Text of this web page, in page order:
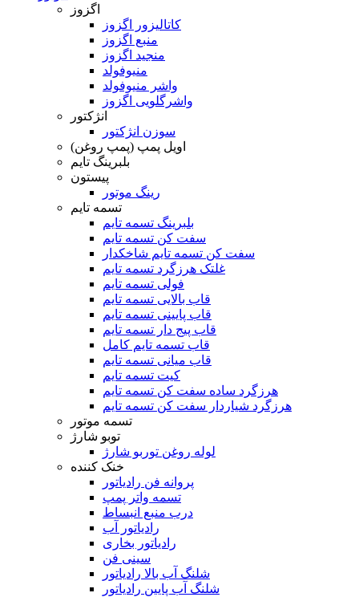
اگزوز
کاتالیزور اگزوز
منبع اگزوز
منجید اگزوز
منیوفولد
واشر منیوفولد
واشرگلویی اگزوز
انژکتور
سوزن انژکتور
اویل پمپ (پمپ روغن)
بلبرینگ تایم
پیستون
رینگ موتور
تسمه تایم
بلبرینگ تسمه تایم
سفت کن تسمه تایم
سفت کن تسمه تایم شاخکدار
غلتک هرزگرد تسمه تایم
فولی تسمه تایم
قاب بالایی تسمه تایم
قاب پایینی تسمه تایم
قاب پیج دار تسمه تایم
قاب تسمه تایم کامل
قاب میانی تسمه تایم
کیت تسمه تایم
هرزگرد ساده سفت کن تسمه تایم
هرزگرد شیاردار سفت کن تسمه تایم
تسمه موتور
توبو شارژ
لوله روغن توربو شارژ
خنک کننده
پروانه فن رادیاتور
تسمه واتر پمپ
درب منبع انبساط
رادیاتور آب
رادیاتور بخاری
سینی فن
شلنگ آب بالا رادیاتور
شلنگ آب پایین رادیاتور